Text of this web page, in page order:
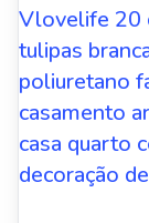
Vlovelife 20
tulipas
poliuretano
casamento
casa quarto
decoração